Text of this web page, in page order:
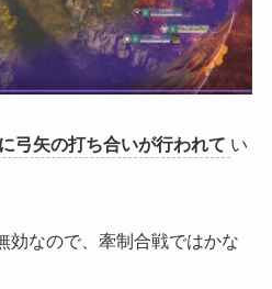
弓矢の打ち合いが行われて い
効なので、牽制合戦ではかな